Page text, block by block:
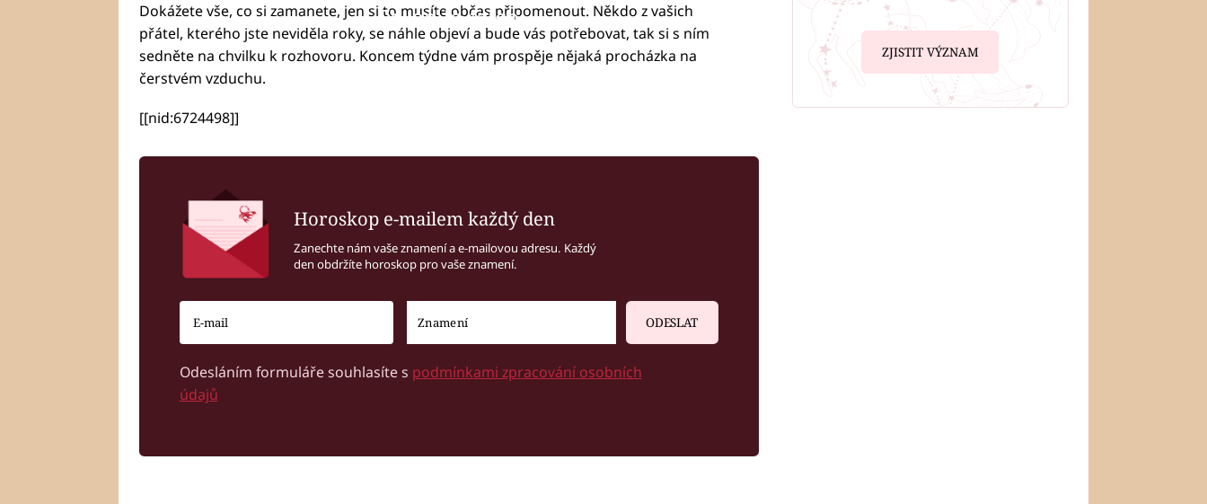
Failed to fetch
Dokážete vše, co si zamanete, jen si to musíte občas připomenout. Někdo z vašich
přátel, kterého jste neviděla roky, se náhle objeví a bude vás potřebovat, tak si s ním
sedněte na chvilku k rozhovoru. Koncem týdne vám prospěje nějaká procházka na
čerstvém vzduchu.
[[nid:6724498]]
Horoskop e-mailem každý den
Zanechte nám vaše znamení a e-mailovou adresu. Každý
den obdržíte horoskop pro vaše znamení.
ODESLAT
Odesláním formuláře souhlasíte s podmínkami zpracování osobních
údajů
ZJISTIT VÝZNAM